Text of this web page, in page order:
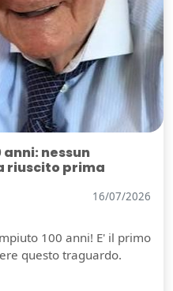
anni: nessun
riuscito prima
16/07/2026
100 anni! E' il primo
questo traguardo.